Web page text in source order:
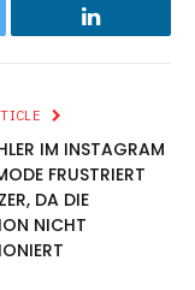
LinkedIn
IM INSTAGRAM
FRUSTRIERT
DA DIE
NICHT